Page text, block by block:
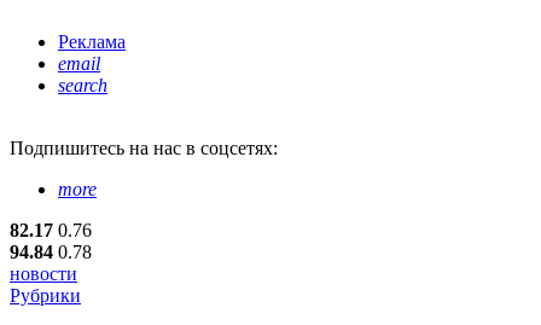
Реклама
email
search
Подпишитесь на нас в соцсетях:
more
82.17 0.76
94.84 0.78
новости
Рубрики